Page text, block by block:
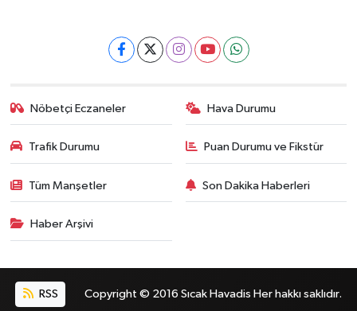
Nöbetçi Eczaneler Hava Durumu
Trafik Durumu Puan Durumu ve Fikstür
Tüm Manşetler Son Dakika Haberleri
Haber Arşivi
RSS Copyright © 2016 Sıcak Havadis Her hakkı saklıdır.